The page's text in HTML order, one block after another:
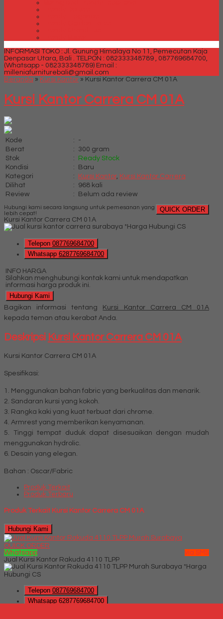
INFORMASI TOKO : Jl. Gunung Himalaya No 11, Pemecutan Kaja
Denpasar Utara, Bali . TELPON : 082333348789 , 087769684700,
(Whatsapp - 082333348789) Email :
milleniafurniturebali@gmail.com
Beranda » Kursi Kantor » Kursi Kantor Carrera CM 01A
Kursi Kantor Carrera CM 01A
Kode :
-
Berat
:
300 gram
Stok
:
Ready Stock
Kondisi
:
Baru
Kategori
: Kursi Kantor, Kursi Kantor Carrera
Dilihat
:
968 kali
Review
: Belum ada review
QUICK ORDER
Hubungi kami secara langsung untuk pemesanan yang
lebih cepat!
Kursi Kantor Carrera CM 01A
*Harga Hubungi CS
Telepon 087769684700
Whatsapp 6287769684700
INFO HARGA
Silahkan menghubungi kontak kami untuk mendapatkan
informasi harga produk ini.
Hubungi Kami
Bagikan informasi tentang Kursi Kantor Carrera CM 01A
kepada teman atau kerabat Anda.
Deskripsi Kursi Kantor Carrera CM 01A
Kursi Kantor Carrera CM 01A
Spesifikasi:
1. Menggunakan bahan fabric yang berkualitas dan menarik.
2. Sandaran kursi yang kokoh.
3. Rangka kaki yang kuat terbuat dari chrome.
4. Armrest yang memberikan kenyamanan.
5. Tinggi tempat duduk dapat disesuaikan dengan mudah
menggunakan hydrolic.
6. Desain yang elegan.
Bahan : Oscar/Fabric
Produk Terkait
Produk Terbaru
Produk Terkait Kursi Kantor Carrera CM 01A
Hubungi Kami
QUICK ORDER
Whatsapp
via SMS
Jual Kursi Kantor Rakuda 4110 TLPP
*Harga
Hubungi CS
Telepon 087769684700
Whatsapp 6287769684700